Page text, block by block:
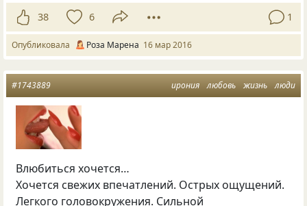
38 6 1
Опубликовала Роза Марена 16 мар 2016
ирония любовь жизнь люди
#1743889
Влюбиться хочется…
Хочется свежих впечатлений. Острых ощущений.
Легкого головокружения. Сильной